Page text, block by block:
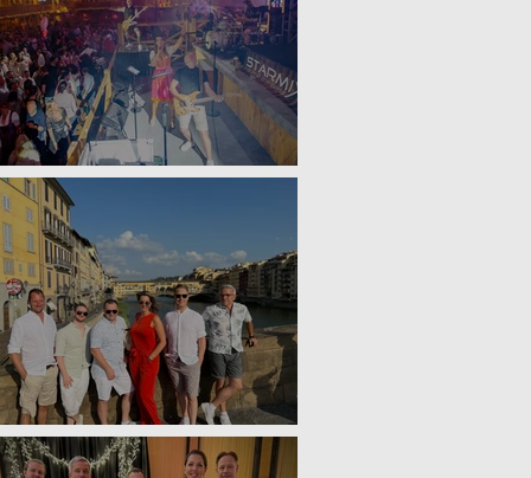
Wasen 2024
in Florenz